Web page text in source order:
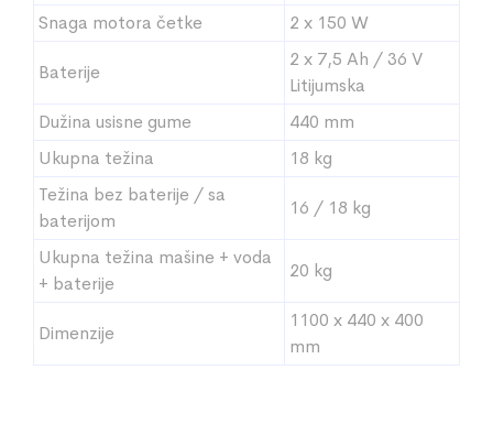
Snaga motora četke
2 x 150 W
Baterije
2 x 7,5 Ah / 36 V
Litijumska
Dužina usisne gume
440 mm
Ukupna težina
18 kg
Težina bez baterije / sa
baterijom
16 / 18 kg
Ukupna težina mašine + voda
+ baterije
20 kg
Dimenzije
1100 x 440 x 400
mm